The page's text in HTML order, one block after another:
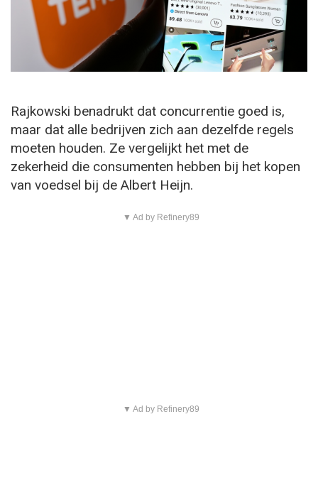
Rajkowski benadrukt dat concurrentie goed is,
maar dat alle bedrijven zich aan dezelfde regels
moeten houden. Ze vergelijkt het met de
zekerheid die consumenten hebben bij het kopen
van voedsel bij de Albert Heijn.
▼ Ad by Refinery89
▼ Ad by Refinery89